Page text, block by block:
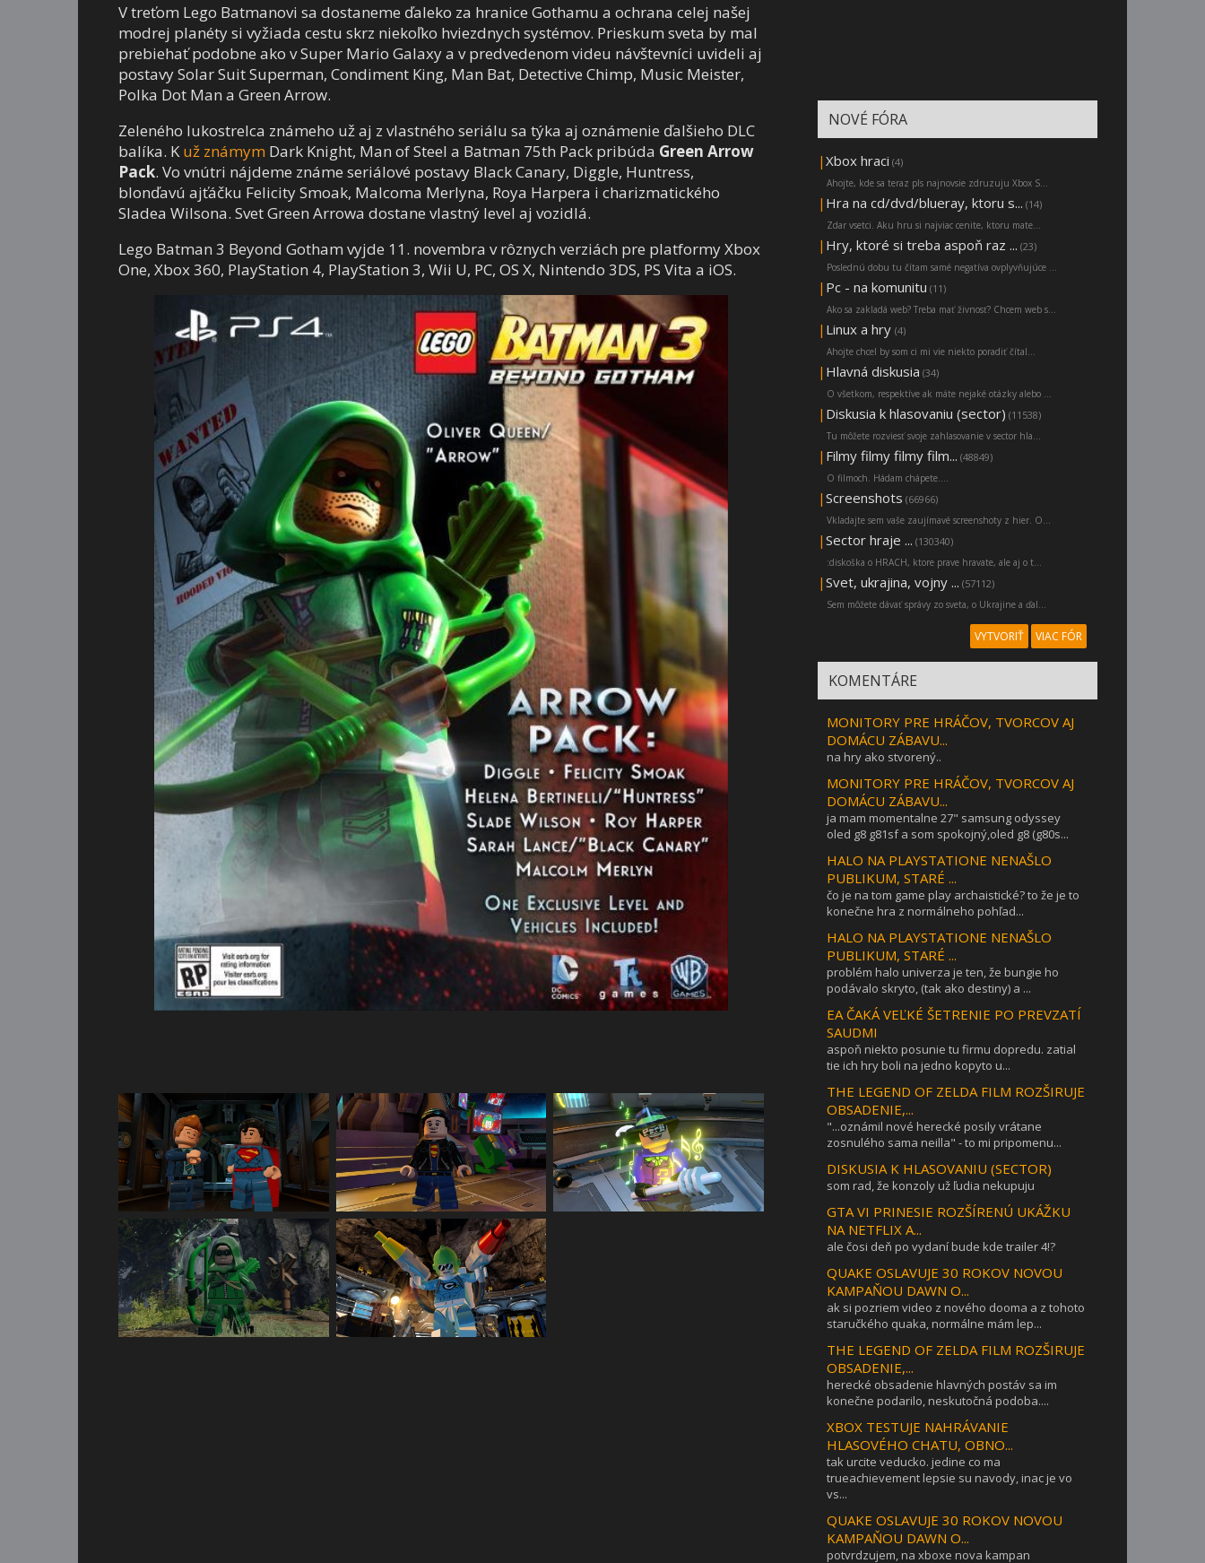
V treťom Lego Batmanovi sa dostaneme ďaleko za hranice Gothamu a ochrana celej našej
modrej planéty si vyžiada cestu skrz niekoľko hviezdnych systémov. Prieskum sveta by mal
prebiehať podobne ako v Super Mario Galaxy a v predvedenom videu návštevníci uvideli aj
postavy Solar Suit Superman, Condiment King, Man Bat, Detective Chimp, Music Meister,
Polka Dot Man a Green Arrow.
Zeleného lukostrelca známeho už aj z vlastného seriálu sa týka aj oznámenie ďalšieho DLC
balíka. Kuž známym Dark Knight, Man of Steel a Batman 75th Pack pribúda Green Arrow
Pack. Vo vnútri nájdeme známe seriálové postavy Black Canary, Diggle, Huntress,
blonďavú ajťáčku Felicity Smoak, Malcoma Merlyna, Roya Harpera i charizmatického
Sladea Wilsona. Svet Green Arrowa dostane vlastný level aj vozidlá.
Lego Batman 3 Beyond Gotham vyjde 11. novembra v rôznych verziách pre platformy Xbox
One, Xbox 360, PlayStation 4, PlayStation 3, Wii U, PC, OS X, Nintendo 3DS, PS Vita a iOS.
NOVÉ FÓRA
| Xbox hraci (4)
Ahojte, kde sa teraz pls najnovsie zdruzuju Xbox S...
| Hra na cd/dvd/blueray, ktoru s... (14)
Zdar vsetci. Aku hru si najviac cenite, ktoru mate...
| Hry, ktoré si treba aspoň raz ... (23)
Poslednú dobu tu čítam samé negatíva ovplyvňujúce ...
| Pc - na komunitu (11)
Ako sa zakladá web? Treba mať živnosť? Chcem web s...
| Linux a hry (4)
Ahojte chcel by som ci mi vie niekto poradiť čítal...
| Hlavná diskusia (34)
O všetkom, respektíve ak máte nejaké otázky alebo ...
| Diskusia k hlasovaniu (sector) (11538)
Tu môžete rozviesť svoje zahlasovanie v sector hla...
| Filmy filmy filmy film... (48849)
O filmoch. Hádam chápete....
| Screenshots (66966)
Vkladajte sem vaše zaujímavé screenshoty z hier. O...
| Sector hraje ... (130340)
:diskoška o HRACH, ktore prave hravate, ale aj o t...
| Svet, ukrajina, vojny ... (57112)
Sem môžete dávať správy zo sveta, o Ukrajine a ďal...
VYTVORIŤ VIAC FÓR
KOMENTÁRE
MONITORY PRE HRÁČOV, TVORCOV AJ
DOMÁCU ZÁBAVU...
na hry ako stvorený..
MONITORY PRE HRÁČOV, TVORCOV AJ
DOMÁCU ZÁBAVU...
ja mam momentalne 27" samsung odyssey
oled g8 g81sf a som spokojný,oled g8 (g80s...
HALO NA PLAYSTATIONE NENAŠLO
PUBLIKUM, STARÉ ...
čo je na tom game play archaistické? to že je to
konečne hra z normálneho pohľad...
HALO NA PLAYSTATIONE NENAŠLO
PUBLIKUM, STARÉ ...
problém halo univerza je ten, že bungie ho
podávalo skryto, (tak ako destiny) a ...
EA ČAKÁ VEĽKÉ ŠETRENIE PO PREVZATÍ
SAUDMI
aspoň niekto posunie tu firmu dopredu. zatial
tie ich hry boli na jedno kopyto u...
THE LEGEND OF ZELDA FILM ROZŠIRUJE
OBSADENIE,...
"...oznámil nové herecké posily vrátane
zosnulého sama neilla" - to mi pripomenu...
DISKUSIA K HLASOVANIU (SECTOR)
som rad, že konzoly už ľudia nekupuju
GTA VI PRINESIE ROZŠÍRENÚ UKÁŽKU
NA NETFLIX A...
ale čosi deň po vydaní bude kde trailer 4!?
QUAKE OSLAVUJE 30 ROKOV NOVOU
KAMPAŇOU DAWN O...
ak si pozriem video z nového dooma a z tohoto
staručkého quaka, normálne mám lep...
THE LEGEND OF ZELDA FILM ROZŠIRUJE
OBSADENIE,...
herecké obsadenie hlavných postáv sa im
konečne podarilo, neskutočná podoba....
XBOX TESTUJE NAHRÁVANIE
HLASOVÉHO CHATU, OBNO...
tak urcite veducko. jedine co ma
trueachievement lepsie su navody, inac je vo
vs...
QUAKE OSLAVUJE 30 ROKOV NOVOU
KAMPAŇOU DAWN O...
potvrdzujem, na xboxe nova kampan